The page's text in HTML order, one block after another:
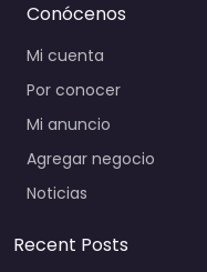
Conócenos
Mi cuenta
Por conocer
Mi anuncio
Agregar negocio
Noticias
Recent Posts